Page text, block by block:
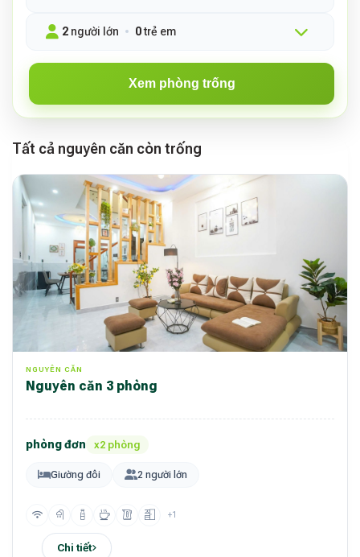
2 người lớn 0trẻ em
Xem phòng trống
Tất cả nguyên căn còn trống
NGUYÊN CĂN
Nguyên căn 3 phòng
phòng đơn x2 phòng
Giường đôi 2 người lớn
+1
Chi tiết